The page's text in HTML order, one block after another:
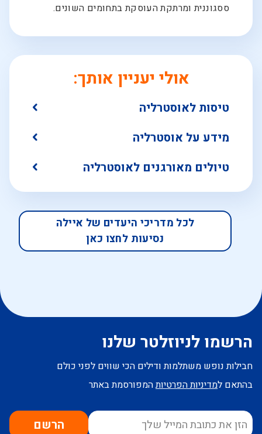
ססגוננית ומרתקת העוסקת בתחומים השונים.
אולי יעניין אותך:
טיסות לאוסטרליה
מידע על אוסטרליה
טיולים מאורגנים לאוסטרליה
לכל מדריכי היעדים של איילה
נסיעות לחצו כאן
הרשמו לניוזלטר שלנו
חבילות נופש משתלמות ודילים הכי שווים לפני כולם
בהתאם למדיניות הפרטיותהמפורסמת באתר
הרשם